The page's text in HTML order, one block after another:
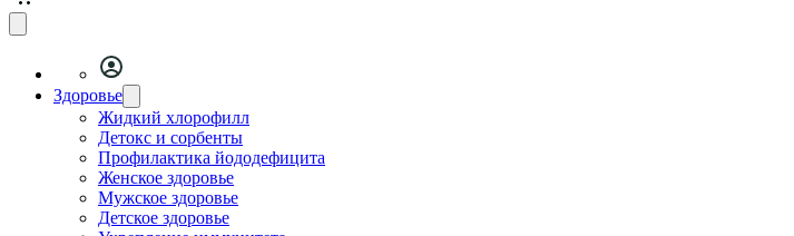
Здоровье
Жидкий хлорофилл
Детокс и сорбенты
Профилактика йододефицита
Женское здоровье
Мужское здоровье
Детское здоровье